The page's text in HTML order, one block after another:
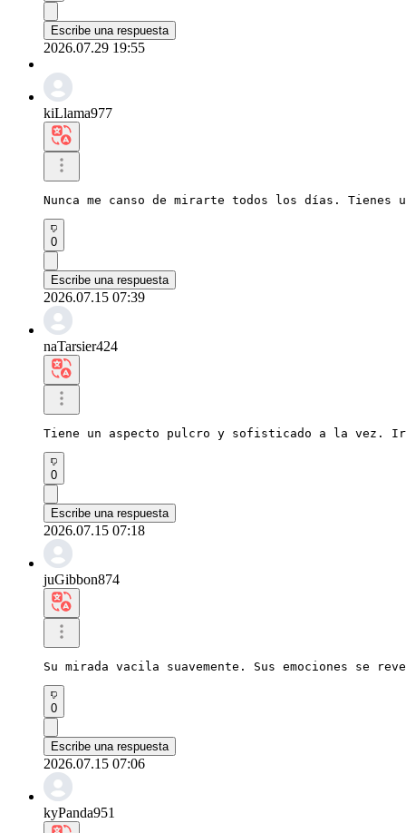
Escribe una respuesta
2026.07.29 19:55
kiLlama977
Nunca me canso de mirarte todos los días. Tienes
0
Escribe una respuesta
2026.07.15 07:39
naTarsier424
Tiene un aspecto pulcro y sofisticado a la vez.
0
Escribe una respuesta
2026.07.15 07:18
juGibbon874
Su mirada vacila suavemente. Sus emociones se
0
Escribe una respuesta
2026.07.15 07:06
kyPanda951